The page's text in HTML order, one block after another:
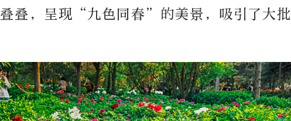
叠，呈现“九色同春”的美景，吸引了大批